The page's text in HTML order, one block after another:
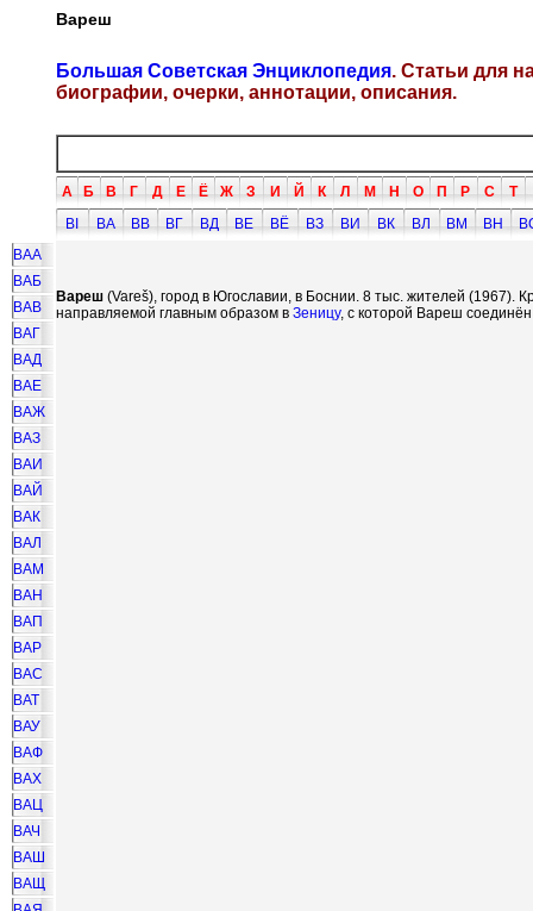
Вареш
Большая Советская Энциклопедия. Статьи для
биографии, очерки, аннотации, описания.
А Б В Г Д Е Ё Ж З И Й К Л М Н О П Р С Т
ВI
ВА ВВ ВГ ВД ВЕ ВЁ ВЗ ВИ ВК ВЛ ВМ ВН
ВАА
ВАБ
ВАВ
ВАГ
ВАД
ВАЕ
ВАЖ
ВАЗ
ВАИ
ВАЙ
ВАК
ВАЛ
ВАМ
ВАН
ВАП
ВАР
ВАС
ВАТ
ВАУ
ВАФ
ВАХ
ВАЦ
ВАЧ
ВАШ
ВАЩ
Вареш (Vareš), город в Югославии, в Боснии. 8 тыс. жителей (1967).
направляемой главным образом в Зеницу, с которой Вареш